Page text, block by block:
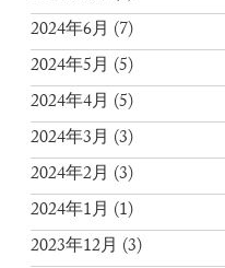
2024年6月 (7)
2024年5月 (5)
2024年4月 (5)
2024年3月 (3)
2024年2月 (3)
2024年1月 (1)
2023年12月 (3)